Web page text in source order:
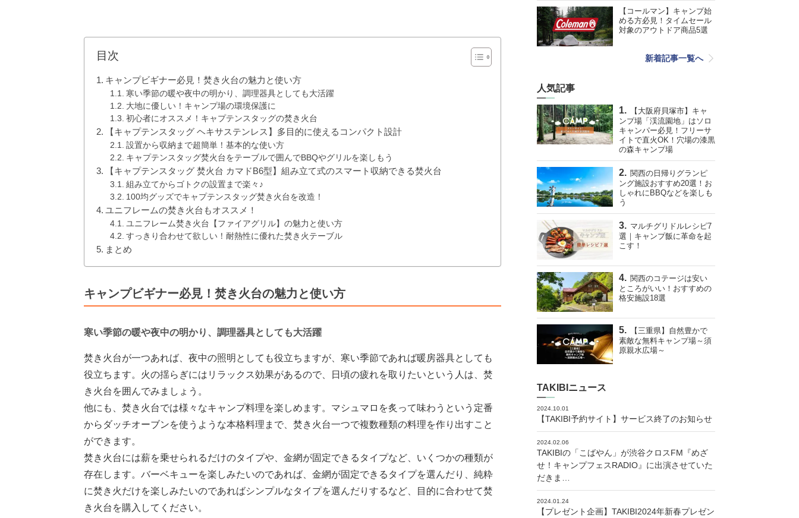
目次
キャンプビギナー必見！焚き火台の魅力と使い方
寒い季節の暖や夜中の明かり、調理器具としても大活躍
大地に優しい！キャンプ場の環境保護に
初心者にオススメ！キャプテンスタッグの焚き火台
【キャプテンスタッグ ヘキサステンレス】多目的に使えるコンパクト設計
設置から収納まで超簡単！基本的な使い方
キャプテンスタッグ焚火台をテーブルで囲んでBBQやグリルを楽しもう
【キャプテンスタッグ 焚火台 カマドB6型】組み立て式のスマート収納できる焚火台
組み立てからゴトクの設置まで楽々♪
100均グッズでキャプテンスタッグ焚き火台を改造！
ユニフレームの焚き火台もオススメ！
ユニフレーム焚き火台【ファイアグリル】の魅力と使い方
すっきり合わせて欲しい！耐熱性に優れた焚き火テーブル
まとめ
キャンプビギナー必見！焚き火台の魅力と使い方
寒い季節の暖や夜中の明かり、調理器具としても大活躍
焚き火台が一つあれば、夜中の照明としても役立ちますが、寒い季節であれば暖房器具としても
役立ちます。火の揺らぎにはリラックス効果があるので、日頃の疲れを取りたいという人は、焚
き火台を囲んでみましょう。
他にも、焚き火台では様々なキャンプ料理を楽しめます。マシュマロを炙って味わうという定番
からダッチオーブンを使うような本格料理まで、焚き火台一つで複数種類の料理を作り出すこと
ができます。
焚き火台には薪を乗せられるだけのタイプや、金網が固定できるタイプなど、いくつかの種類が
存在します。バーベキューを楽しみたいのであれば、金網が固定できるタイプを選んだり、純粋
に焚き火だけを楽しみたいのであればシンプルなタイプを選んだりするなど、目的に合わせて焚
き火台を購入してください。
【コールマン】キャンプ始
める方必見！タイムセール
対象のアウトドア商品5選
新着記事一覧へ
人気記事
【大阪府貝塚市】キャ
ンプ場「渓流園地」はソロ
キャンパー必見！フリーサ
イトで直火OK！穴場の漆黒
の森キャンプ場
関西の日帰りグランピ
ング施設おすすめ20選！お
しゃれにBBQなどを楽しも
う
マルチグリドルレシピ7
選｜キャンプ飯に革命を起
こす！
関西のコテージは安い
ところがいい！おすすめの
格安施設18選
【三重県】自然豊かで
素敵な無料キャンプ場～須
原親水広場～
TAKIBIニュース
2024.10.01
【TAKIBI予約サイト】サービス終了のお知らせ
2024.02.06
TAKIBIの「こばやん」が渋谷クロスFM『めざ
せ！キャンプフェスRADIO』に出演させていた
だきま…
2024.01.24
【プレゼント企画】TAKIBI2024年新春プレゼン